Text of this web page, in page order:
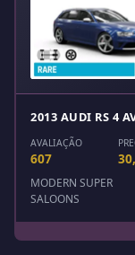
2013 AUDI RS 4
AVALIAÇÃO
607
MODERN SUPER
SALOONS